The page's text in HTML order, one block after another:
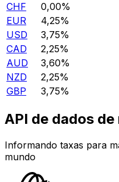
CHF
0,00%
EUR
4,25%
USD
3,75%
CAD
2,25%
AUD
3,60%
NZD
2,25%
GBP
3,75%
API de dados de
Informando taxas para
mundo